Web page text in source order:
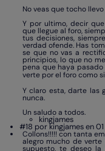
No veas que tocho llevo
Y por ultimo, decir
que llegue al foro,
tus decisiones,
verdad ofende. Has
se que no vas a
principios, lo que no
pena que haya
verte por el foro como
Y claro esta, darte las
nunca.
Un saludo a todos.
kingjames
#18 por kingjames en
Collons!!!!! con tanta
alegro mucho de
supuesto, te deseo